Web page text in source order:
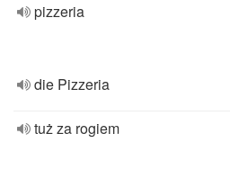
pizzeria
die Pizzeria
tuż za rogiem